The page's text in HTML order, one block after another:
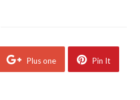
Plus one Pin It